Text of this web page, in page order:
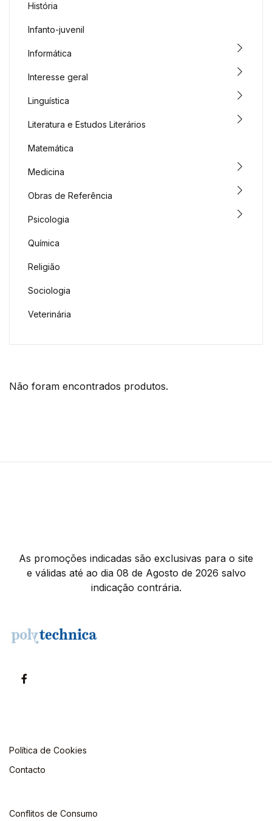
Não foram encontrados produtos.
História
Infanto-juvenil
Informática
Interesse geral
Linguística
Literatura e Estudos Literários
Matemática
Medicina
Obras de Referência
Psicologia
Química
Religião
Sociologia
Veterinária
As promoções indicadas são exclusivas para o site
e válidas até ao dia 08 de Agosto de 2026 salvo
indicação contrária.
Política de Cookies
Contacto
Conflitos de Consumo